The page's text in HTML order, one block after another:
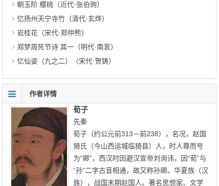
朝玉阶 樱桃（近代·张伯驹）
忆扬州天宁寺竹（清代·玄烨）
岩桂花（宋代·郑仲熊）
郑梦周死节诗 其一（明代·南衮）
忆仙姿（九之二）（宋代·贺铸）
作者详情
荀子
先秦
荀子（约公元前313－前238），名况，赵国
猗氏（今山西运城临猗县）人，时人尊而号
为“卿”，西汉时因避汉宣帝刘询讳，因“荀”与
“孙”二字古音相通，故又称孙卿。华夏族（汉
族），战国末期赵国人。著名思想家、文学